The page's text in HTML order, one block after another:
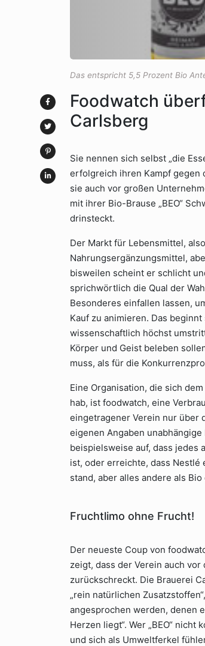
Das entspricht 5,5 Prozent Bio
Foodwatch
Carlsberg
Sie nennen sich selbst „die
erfolgreich ihren Kampf gegen
sie auch vor großen
mit ihrer Bio-Brause „BEO“
drinsteckt.
Der Markt für Lebensmittel,
Nahrungsergänzungsmittel,
bisweilen scheint er schlicht
sprichwörtlich die Qual der
Besonderes einfallen lassen,
Kauf zu animieren. Das
wissenschaftlich höchst
Körper und Geist beleben
muss, als für die
Eine Organisation, die sich
hab, ist foodwatch, eine
eingetragener Verein nur über
eigenen Angaben
beispielsweise auf, dass jedes
ist, oder erreichte, dass Nestlé
stand, aber alles andere als Bio
Fruchtlimo ohne Frucht!
Der neueste Coup von
zeigt, dass der Verein auch
zurückschreckt. Die Brauerei
„rein natürlichen
angesprochen werden, denen
Herzen liegt“. Wer „BEO“
und sich als Umweltferkel